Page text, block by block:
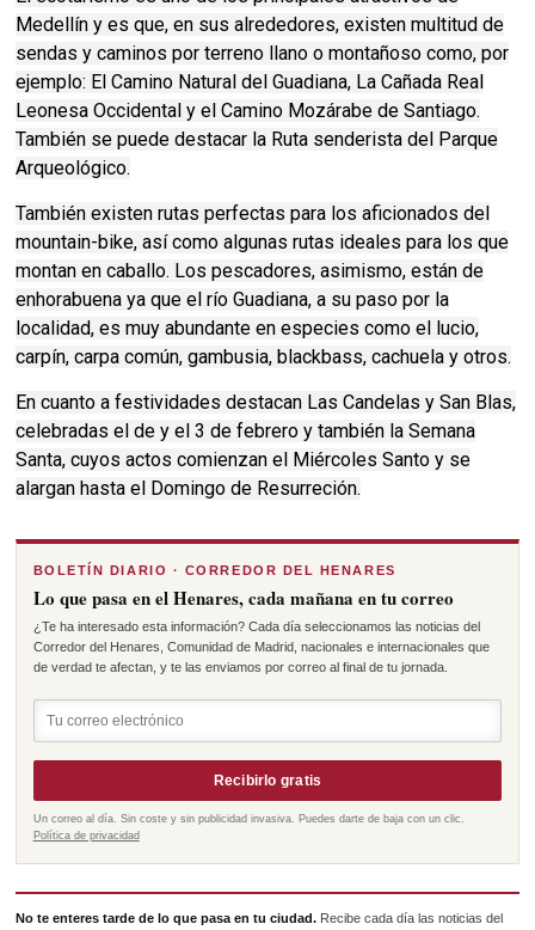
Medellín y es que, en sus alrededores, existen multitud de
sendas y caminos por terreno llano o montañoso como, por
ejemplo: El Camino Natural del Guadiana, La Cañada Real
Leonesa Occidental y el Camino Mozárabe de Santiago.
También se puede destacar la Ruta senderista del Parque
Arqueológico.
También existen rutas perfectas para los aficionados del
mountain-bike, así como algunas rutas ideales para los que
montan en caballo. Los pescadores, asimismo, están de
enhorabuena ya que el río Guadiana, a su paso por la
localidad, es muy abundante en especies como el lucio,
carpín, carpa común, gambusia, blackbass, cachuela y otros.
En cuanto a festividades destacan Las Candelas y San Blas,
celebradas el de y el 3 de febrero y también la Semana
Santa, cuyos actos comienzan el Miércoles Santo y se
alargan hasta el Domingo de Resurreción.
BOLETÍN DIARIO · CORREDOR DEL HENARES
Lo que pasa en el Henares, cada mañana en tu correo
¿Te ha interesado esta información? Cada día seleccionamos las noticias del
Corredor del Henares, Comunidad de Madrid, nacionales e internacionales que
de verdad te afectan, y te las enviamos por correo al final de tu jornada.
Recibirlo gratis
Un correo al día. Sin coste y sin publicidad invasiva. Puedes darte de baja con un clic.
Política de privacidad
No te enteres tarde de lo que pasa en tu ciudad. Recibe cada día las noticias del